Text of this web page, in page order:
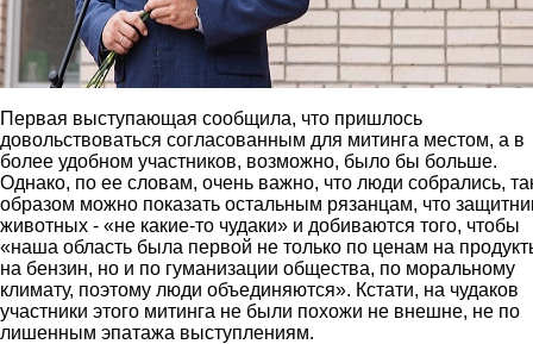
Первая выступающая сообщила, что пришлось
довольствоваться согласованным для митинга местом, а в
более удобном участников, возможно, было бы больше.
Однако, по ее словам, очень важно, что люди собрались,
образом можно показать остальным рязанцам, что
животных - «не какие-то чудаки» и добиваются того, чтобы
«наша область была первой не только по ценам на
на бензин, но и по гуманизации общества, по моральному
климату, поэтому люди объединяются». Кстати, на чудаков
участники этого митинга не были похожи не внешне, не по
лишенным эпатажа выступлениям.